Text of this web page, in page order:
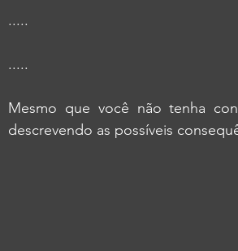
.....
.....
Mesmo que você não tenha
descrevendo as possíveis